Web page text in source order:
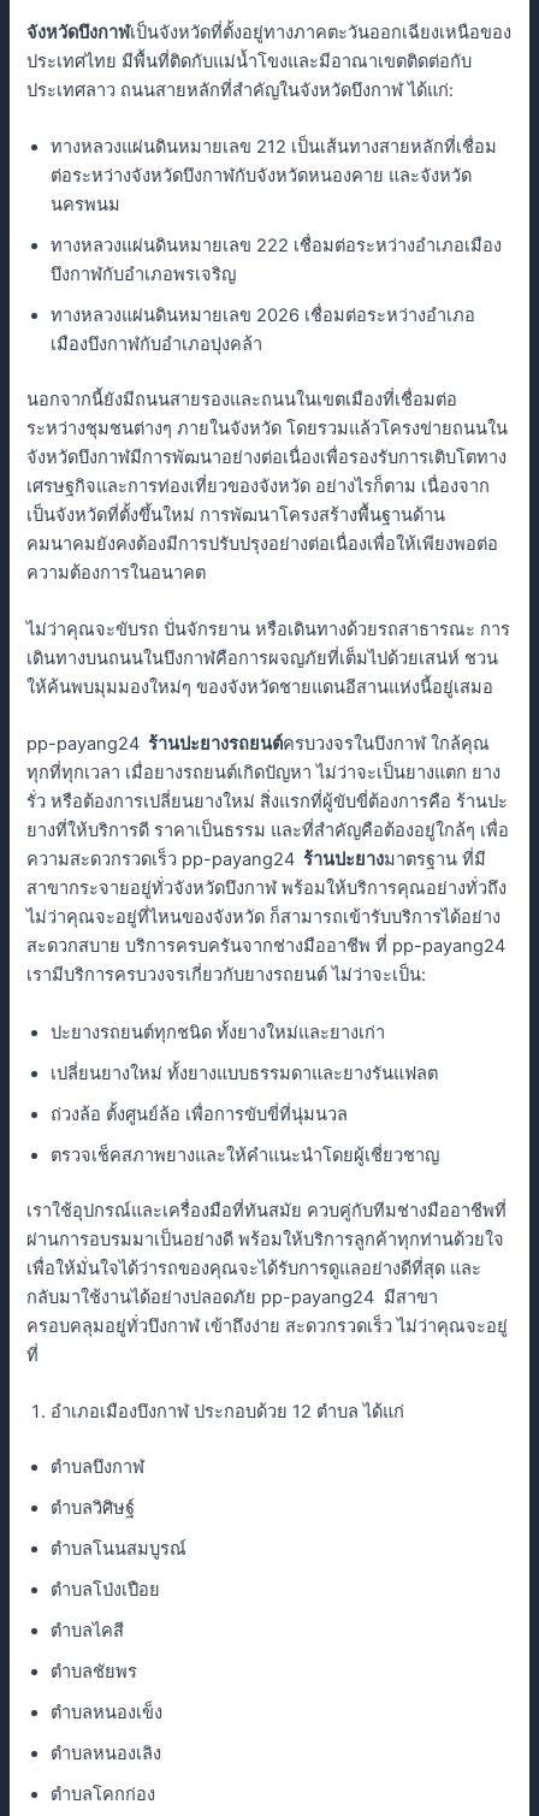
จังหวัดบึงกาฬเป็นจังหวัดที่ตั้งอยู่ทางภาคตะวันออกเฉียงเหนือของ
ประเทศไทย มีพื้นที่ติดกับแม่น้ำโขงและมีอาณาเขตติดต่อกับ
ประเทศลาว ถนนสายหลักที่สำคัญในจังหวัดบึงกาฬ ได้แก่:
ทางหลวงแผ่นดินหมายเลข 212 เป็นเส้นทางสายหลักที่เชื่อม
ต่อระหว่างจังหวัดบึงกาฬกับจังหวัดหนองคาย และจังหวัด
นครพนม
ทางหลวงแผ่นดินหมายเลข 222 เชื่อมต่อระหว่างอำเภอเมือง
บึงกาฬกับอำเภอพรเจริญ
ทางหลวงแผ่นดินหมายเลข 2026 เชื่อมต่อระหว่างอำเภอ
เมืองบึงกาฬกับอำเภอบุ่งคล้า
นอกจากนี้ยังมีถนนสายรองและถนนในเขตเมืองที่เชื่อมต่อ
ระหว่างชุมชนต่างๆ ภายในจังหวัด โดยรวมแล้วโครงข่ายถนนใน
จังหวัดบึงกาฬมีการพัฒนาอย่างต่อเนื่องเพื่อรองรับการเติบโตทาง
เศรษฐกิจและการท่องเที่ยวของจังหวัด อย่างไรก็ตาม เนื่องจาก
เป็นจังหวัดที่ตั้งขึ้นใหม่ การพัฒนาโครงสร้างพื้นฐานด้าน
คมนาคมยังคงต้องมีการปรับปรุงอย่างต่อเนื่องเพื่อให้เพียงพอต่อ
ความต้องการในอนาคต
ไม่ว่าคุณจะขับรถ ปั่นจักรยาน หรือเดินทางด้วยรถสาธารณะ การ
เดินทางบนถนนในบึงกาฬคือการผจญภัยที่เต็มไปด้วยเสน่ห์ ชวน
ให้ค้นพบมุมมองใหม่ๆ ของจังหวัดชายแดนอีสานแห่งนี้อยู่เสมอ
pp-payang24 ร้านปะยางรถยนต์ครบวงจรในบึงกาฬ ใกล้คุณ
ทุกที่ทุกเวลา เมื่อยางรถยนต์เกิดปัญหา ไม่ว่าจะเป็นยางแตก ยาง
รั่ว หรือต้องการเปลี่ยนยางใหม่ สิ่งแรกที่ผู้ขับขี่ต้องการคือ ร้านปะ
ยางที่ให้บริการดี ราคาเป็นธรรม และที่สำคัญคือต้องอยู่ใกล้ๆ เพื่อ
ความสะดวกรวดเร็ว pp-payang24 ร้านปะยางมาตรฐาน ที่มี
สาขากระจายอยู่ทั่วจังหวัดบึงกาฬ พร้อมให้บริการคุณอย่างทั่วถึง
ไม่ว่าคุณจะอยู่ที่ไหนของจังหวัด ก็สามารถเข้ารับบริการได้อย่าง
สะดวกสบาย บริการครบครันจากช่างมืออาชีพ ที่ pp-payang24
เรามีบริการครบวงจรเกี่ยวกับยางรถยนต์ ไม่ว่าจะเป็น:
ปะยางรถยนต์ทุกชนิด ทั้งยางใหม่และยางเก่า
เปลี่ยนยางใหม่ ทั้งยางแบบธรรมดาและยางรันแฟลต
ถ่วงล้อ ตั้งศูนย์ล้อ เพื่อการขับขี่ที่นุ่มนวล
ตรวจเช็คสภาพยางและให้คำแนะนำโดยผู้เชี่ยวชาญ
เราใช้อุปกรณ์และเครื่องมือที่ทันสมัย ควบคู่กับทีมช่างมืออาชีพที่
ผ่านการอบรมมาเป็นอย่างดี พร้อมให้บริการลูกค้าทุกท่านด้วยใจ
เพื่อให้มั่นใจได้ว่ารถของคุณจะได้รับการดูแลอย่างดีที่สุด และ
กลับมาใช้งานได้อย่างปลอดภัย pp-payang24 มีสาขา
ครอบคลุมอยู่ทั่วบึงกาฬ เข้าถึงง่าย สะดวกรวดเร็ว ไม่ว่าคุณจะอยู่
ที่
อำเภอเมืองบึงกาฬ ประกอบด้วย 12 ตำบล ได้แก่
ตำบลบึงกาฬ
ตำบลวิศิษฐ์
ตำบลโนนสมบูรณ์
ตำบลโป่งเปือย
ตำบลไคสี
ตำบลชัยพร
ตำบลหนองเข็ง
ตำบลหนองเลิง
ตำบลโคกก่อง